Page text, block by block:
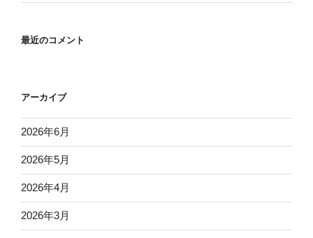
最近のコメント
アーカイブ
2026年6月
2026年5月
2026年4月
2026年3月